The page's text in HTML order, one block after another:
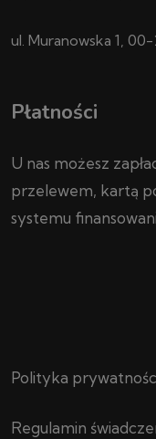
ul. Muranowska 1,
Płatności
U nas możesz
przelewem, kartą
systemu
Polityka
Regulamin